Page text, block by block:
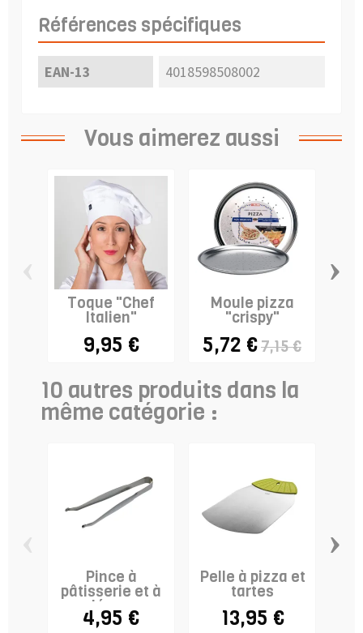
Références spécifiques
EAN-13 4018598508002
Vous aimerez aussi
Toque "Chef
Italien"
9,95 €
Moule pizza
"crispy"
5,72 €7,15 €
›
10 autres produits dans la
même catégorie :
Pince à
pâtisserie et à
décors
4,95 €
Pelle à pizza et
tartes
13,95 €
›